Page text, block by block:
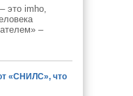
это imho,
–
«СНИЛС», что